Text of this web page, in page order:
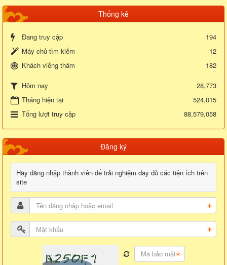
Thống kê
Đang truy cập
194
Máy chủ tìm kiếm
12
Khách viếng thăm
182
Hôm nay
28,773
Tháng hiện tại
524,015
Tổng lượt truy cập
88,579,058
Đăng ký
Hãy đăng nhập thành viên để trải nghiệm đầy đủ các tiện ích trên
site